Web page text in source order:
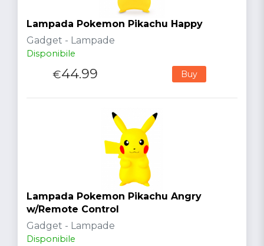
Lampada Pokemon Pikachu Happy
Gadget - Lampade
Disponibile
€44.99 Buy
Lampada Pokemon Pikachu Angry
w/Remote Control
Gadget - Lampade
Disponibile